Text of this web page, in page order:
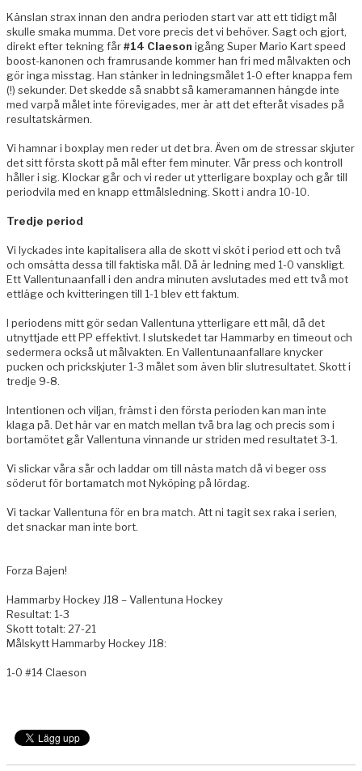
Känslan strax innan den andra perioden start var att ett tidigt mål
skulle smaka mumma. Det vore precis det vi behöver. Sagt och gjort,
direkt efter tekning får#14 Claeson igång Super Mario Kart speed
boost-kanonen och framrusande kommer han fri med målvakten och
gör inga misstag. Han stänker in ledningsmålet 1-0 efter knappa fem
(!) sekunder. Det skedde så snabbt så kameramannen hängde inte
med varpå målet inte förevigades, mer är att det efteråt visades på
resultatskärmen.
Vi hamnar i boxplay men reder ut det bra. Även om de stressar skjuter
det sitt första skott på mål efter fem minuter. Vår press och kontroll
håller i sig. Klockar går och vi reder ut ytterligare boxplay och går till
periodvila med en knapp ettmålsledning. Skott i andra 10-10.
Tredje period
Vi lyckades inte kapitalisera alla de skott vi sköt i period ett och två
och omsätta dessa till faktiska mål. Då är ledning med 1-0 vanskligt.
Ett Vallentunaanfall i den andra minuten avslutades med ett två mot
ettläge och kvitteringen till 1-1 blev ett faktum.
I periodens mitt gör sedan Vallentuna ytterligare ett mål, då det
utnyttjade ett PP effektivt. I slutskedet tar Hammarby en timeout och
sedermera också ut målvakten. En Vallentunaanfallare knycker
pucken och prickskjuter 1-3 målet som även blir slutresultatet. Skott i
tredje 9-8.
Intentionen och viljan, främst i den första perioden kan man inte
klaga på. Det här var en match mellan två bra lag och precis som i
bortamötet går Vallentuna vinnande ur striden med resultatet 3-1.
Vi slickar våra sår och laddar om till nästa match då vi beger oss
söderut för bortamatch mot Nyköping på lördag.
Vi tackar Vallentuna för en bra match. Att ni tagit sex raka i serien,
det snackar man inte bort.
Forza Bajen!
Hammarby Hockey J18 – Vallentuna Hockey
Resultat: 1-3
Skott totalt: 27-21
Målskytt Hammarby Hockey J18:
1-0 #14 Claeson